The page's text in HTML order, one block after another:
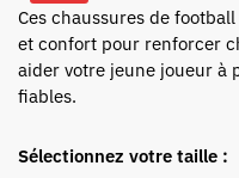
Ces chaussures de
et confort pour renforcer
aider votre jeune joueur à
fiables.
Sélectionnez votre taille :